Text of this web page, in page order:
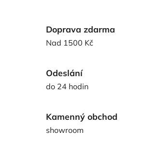
Doprava zdarma
Nad 1500 Kč
Odeslání
do 24 hodin
Kamenný obchod
showroom